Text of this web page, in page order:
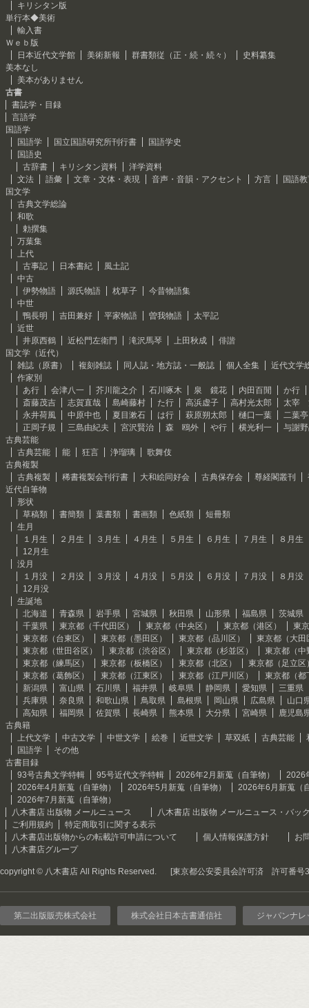
キリシタン版
単行本◆美術
輸入書
Ｗｅｂ版
日本近代文学館
美術新報 群書類従（正・続・続々）
史料纂集
美本なし
美本がありません
古書
書誌学・目録
言語学
国語学
国語学
国立国語研究所刊行書
国語学史
国語史
古辞書
キリシタン資料
洋学資料
文法
語彙 文章・文体・表現 音声・音韻・アクセント 方言
国語
国文学
古典文学総論
和歌
勅撰集
万葉集
上代
古事記
日本書紀
風土記
中古
伊勢物語
源氏物語 枕草子
今昔物語集
中世
鴨長明
吉田兼好 平家物語 曽我物語
太平記
近世
井原西鶴
近松門左衛門 滝沢馬琴 上田秋成
俳諧
国文学（近代）
雑誌（原書）
複刻雑誌 同人誌・地方誌・一般誌 個人全集
近代文学
作家別
あ行
会津八一 芥川龍之介 石川啄木 泉 鏡花 内田百閒
か行
斎藤茂吉
志賀直哉 島崎藤村 た行 高浜虚子 高村光太郎
太宰
永井荷風
中原中也 夏目漱石 は行 萩原朔太郎 樋口一葉
二葉
正岡子規
三島由紀夫 宮沢賢治 森 鴎外 や行 横光利一
与謝
古典芸能
古典芸能
能 狂言 浄瑠璃
歌舞伎
古典複製
古典複製
稀書複製会刊行書 大和絵同好会 古典保存会 尊経閣叢刊
近代自筆物
形状
草稿類
書簡類 葉書類 書画類 色紙類
短冊類
生月
１月生
２月生 ３月生 ４月生 ５月生 ６月生 ７月生
８月生
12月生
没月
１月没
２月没 ３月没 ４月没 ５月没 ６月没 ７月没
８月没
12月没
生誕地
北海道
青森県 岩手県 宮城県 秋田県 山形県 福島県
茨城県
千葉県
東京都（千代田区） 東京都（中央区） 東京都（港区）
東
東京都（台東区）
東京都（墨田区） 東京都（品川区）
東京都（大田
東京都（世田谷区）
東京都（渋谷区） 東京都（杉並区）
東京都（中
東京都（練馬区）
東京都（板橋区） 東京都（北区）
東京都（足立区
東京都（葛飾区）
東京都（江東区） 東京都（江戸川区）
東京都（都
新潟県
富山県 石川県 福井県 岐阜県 静岡県 愛知県
三重県
兵庫県
奈良県 和歌山県 鳥取県 島根県 岡山県 広島県
山口
高知県
福岡県 佐賀県 長崎県 熊本県 大分県 宮崎県
鹿児島
古典籍
上代文学
中古文学 中世文学 絵巻 近世文学 草双紙 古典芸能
国語学
その他
古書目録
93号古典文学特輯
95号近代文学特輯 2026年2月新蒐（自筆物）
2026
2026年4月新蒐（自筆物）
2026年5月新蒐（自筆物）
2026年6月新蒐（
2026年7月新蒐（自筆物）
八木書店 出版物 メールニュース
八木書店 出版物 メールニュース・バッ
ご利用規約
特定商取引に関する表示
八木書店出版物からの転載許可申請について
個人情報保護方針
お
八木書店グループ
copyright © 八木書店 All Rights Reserved. [東京都公安委員会許可済 許可番号
第二出版販売株式会社 株式会社日本古書通信社 ジャパンナレ